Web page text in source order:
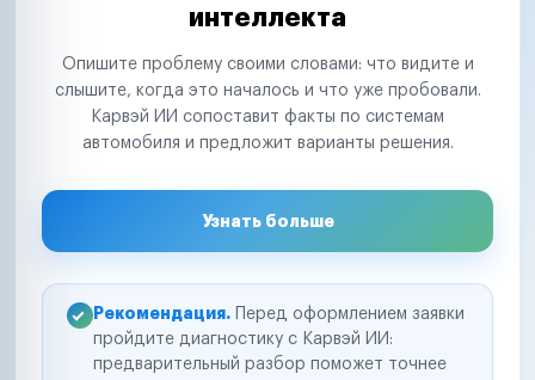
интеллекта
Опишите проблему своими словами: что видите и
слышите, когда это началось и что уже пробовали.
Карвэй ИИ сопоставит факты по системам
автомобиля и предложит варианты решения.
Узнать больше
Рекомендация. Перед оформлением заявки
пройдите диагностику с Карвэй ИИ:
предварительный разбор поможет точнее